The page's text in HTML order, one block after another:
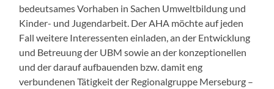
bedeutsames Vorhaben in Sachen Umweltbildung und
Kinder- und Jugendarbeit. Der AHA möchte auf jeden
Fall weitere Interessenten einladen, an der Entwicklung
und Betreuung der UBM sowie an der konzeptionellen
und der darauf aufbauenden bzw. damit eng
verbundenen Tätigkeit der Regionalgruppe Merseburg –